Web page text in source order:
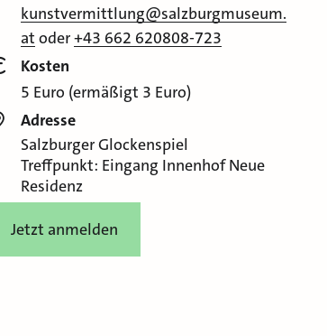
kunstvermittlung@salzburgmuseum.
at oder+43 662 620808-723
Kosten
5 Euro (ermäßigt 3 Euro)
Adresse
Salzburger Glockenspiel
Treffpunkt: Eingang Innenhof Neue
Residenz
Jetzt anmelden